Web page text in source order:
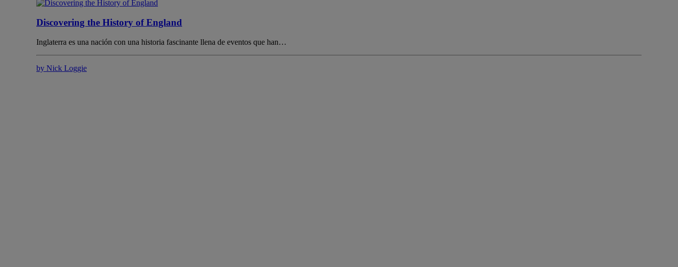
Discovering the History of England
Inglaterra es una nación con una historia fascinante llena de eventos que han…
by Nick Loggie